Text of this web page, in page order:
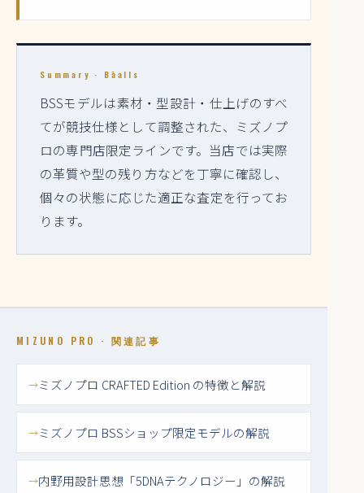
Summary · Bāalls
BSSモデルは素材・型設計・仕上げのすべ
てが競技仕様として調整された、ミズノプ
ロの専門店限定ラインです。当店では実際
の革質や型の残り方などを丁寧に確認し、
個々の状態に応じた適正な査定を行ってお
ります。
MIZUNO PRO · 関連記事
ミズノプロ CRAFTED Edition の特徴と解説
ミズノプロ BSSショップ限定モデルの解説
内野用設計思想「5DNAテクノロジー」の解説